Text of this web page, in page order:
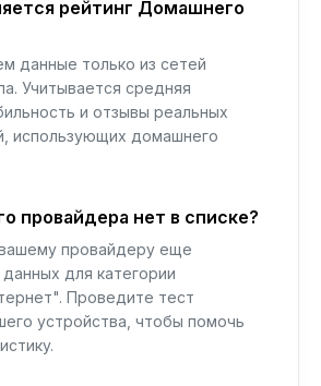
рейтинг Домашнего
данные только из сетей
Учитывается средняя
и отзывы реальных
использующих домашнего
провайдера нет в списке?
провайдеру еще
для категории
Проведите тест
устройства, чтобы помочь